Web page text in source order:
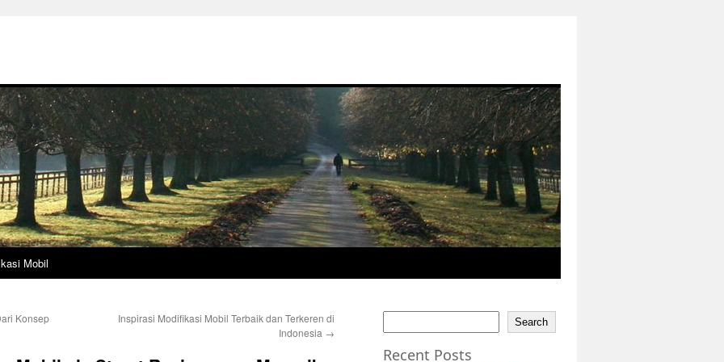
Mobil
Konsep
Inspirasi Modifikasi Mobil Terbaik dan Terkeren di
Indonesia →
Search
Recent Posts